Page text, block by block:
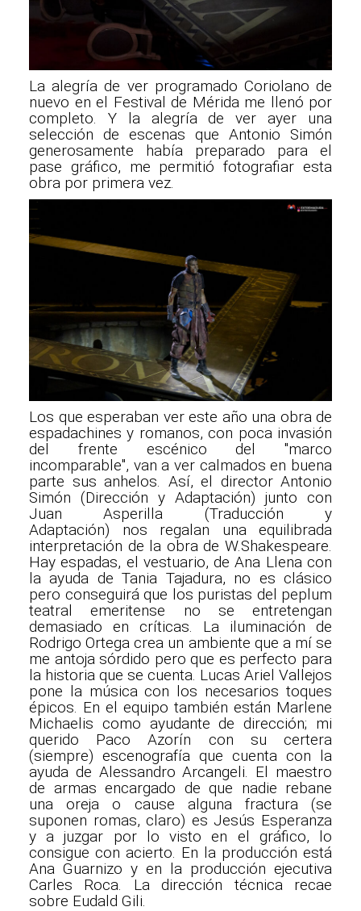
La alegría de ver programado Coriolano de
nuevo en el Festival de Mérida me llenó por
completo. Y la alegría de ver ayer una
selección de escenas que Antonio Simón
generosamente había preparado para el
pase gráfico, me permitió fotografiar esta
obra por primera vez.
Los que esperaban ver este año una obra de
espadachines y romanos, con poca invasión
del frente escénico del "marco
incomparable", van a ver calmados en buena
parte sus anhelos. Así, el director Antonio
Simón (Dirección y Adaptación) junto con
Juan Asperilla (Traducción y
Adaptación) nos regalan una equilibrada
interpretación de la obra de W.Shakespeare.
Hay espadas, el vestuario, de Ana Llena con
la ayuda de Tania Tajadura, no es clásico
pero conseguirá que los puristas del peplum
teatral emeritense no se entretengan
demasiado en críticas. La iluminación de
Rodrigo Ortega crea un ambiente que a mí se
me antoja sórdido pero que es perfecto para
la historia que se cuenta. Lucas Ariel Vallejos
pone la música con los necesarios toques
épicos. En el equipo también están Marlene
Michaelis como ayudante de dirección; mi
querido Paco Azorín con su certera
(siempre) escenografía que cuenta con la
ayuda de Alessandro Arcangeli. El maestro
de armas encargado de que nadie rebane
una oreja o cause alguna fractura (se
suponen romas, claro) es Jesús Esperanza
y a juzgar por lo visto en el gráfico, lo
consigue con acierto. En la producción está
Ana Guarnizo y en la producción ejecutiva
Carles Roca. La dirección técnica recae
sobre Eudald Gili.